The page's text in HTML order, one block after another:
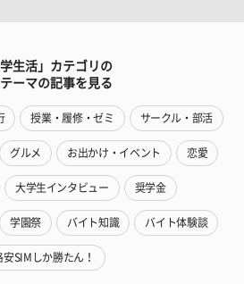
学生活」カテゴリの
ーマの記事を見る
授業・履修・ゼミ サークル・部活
グルメ お出かけ・イベント 恋愛
大学生インタビュー 奨学金
学園祭 バイト知識 バイト体験談
安SIMしか勝たん！